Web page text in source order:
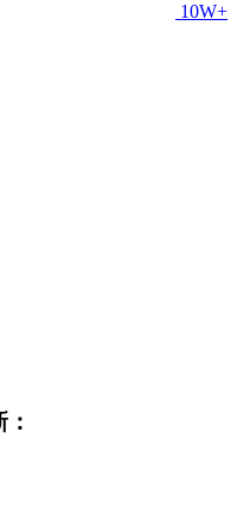
10W+